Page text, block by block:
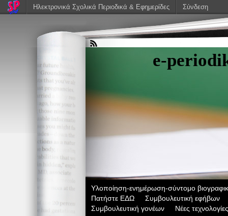
e-
Υλοποίηση-ενημέρωση-σύντομο
Πατήστε ΕΔΩ
Συμβουλευτική εφήβων
Συμβουλευτική γονέων
Νέες τεχνολογίες
Ηλεκτρονικά Σχολικά Περιοδικά & Εφημερίδες Σύνδεση